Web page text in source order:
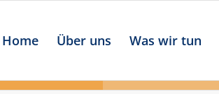
Home Über uns Was wir tun